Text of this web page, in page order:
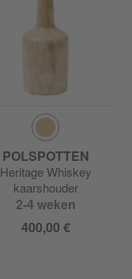
POLSPOTTEN
Heritage Whiskey
kaarshouder
2-4 weken
400,00 €